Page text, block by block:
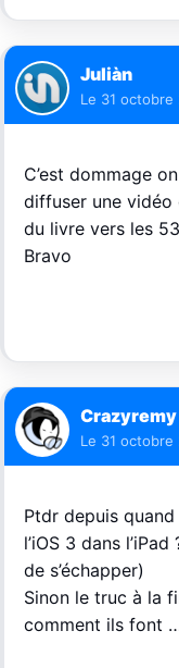
Juliàn
Le 31 octobre
C’est dommage
diffuser une vidéo
du livre vers les
Bravo
Crazyremy
Le 31 octobre
Ptdr depuis quand
l’iOS 3 dans
de s’échapper)
Sinon le truc à la
comment ils font